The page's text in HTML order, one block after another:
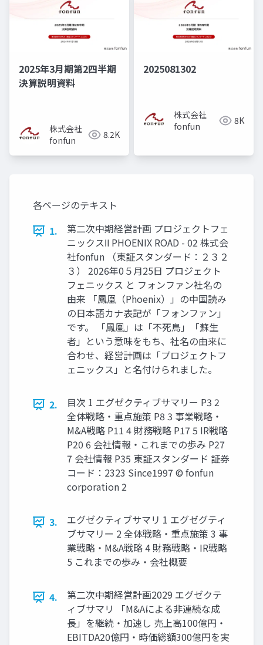
2025年3月期第2四半期
決算説明資料
株式会社
fonfun
8.2K
2025081302
株式会社
fonfun
8K
各ページのテキスト
1.
第二次中期経営計画 プロジェクトフェ
ニックスⅡ PHOENIX ROAD - 02 株式会
社fonfun （東証スタンダード：２３２
３） 2026年0５月25日 プロジェクト
フェニックス と フォンファン社名の
由来 「鳳凰（Phoenix）」の中国読み
の日本語カナ表記が「フォンファン」
です。 「鳳凰」は「不死鳥」「蘇生
者」という意味をもち、社名の由来に
合わせ、経営計画は「プロジェクトフ
ェニックス」と名付けられました。
2.
目次 1 エグゼクティブサマリー P3 2
全体戦略・重点施策 P8 3 事業戦略・
M&A戦略 P11 4 財務戦略 P17 5 IR戦略
P20 6 会社情報・これまでの歩み P27
7 会社情報 P35 東証スタンダード 証券
コード：2323 Since1997 © fonfun
corporation 2
3.
エグゼクティブサマリ 1 エグゼグティ
ブサマリー 2 全体戦略・重点施策 3 事
業戦略・M&A戦略 4 財務戦略・IR戦略
5 これまでの歩み・会社概要
4.
第二次中期経営計画2029 エグゼクテ
ィブサマリ 「M&Aによる非連続な成
長」を継続・加速し 売上高100億円・
EBITDA20億円・時価総額300億円を実